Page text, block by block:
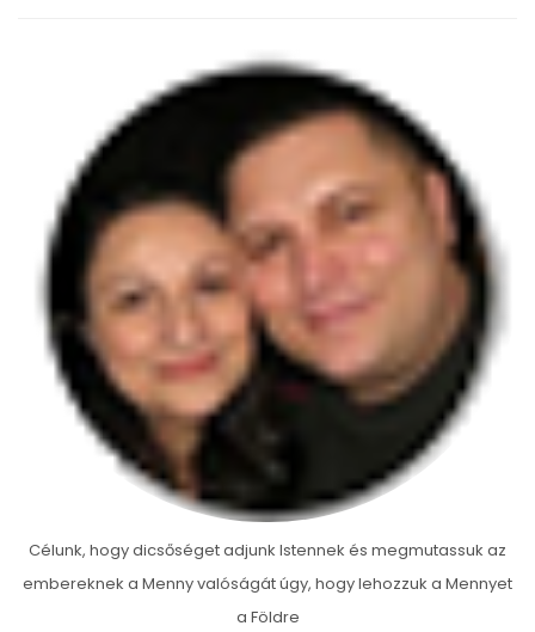
Célunk, hogy dicsőséget adjunk Istennek és megmutassuk az
embereknek a Menny valóságát úgy, hogy lehozzuk a Mennyet
a Földre